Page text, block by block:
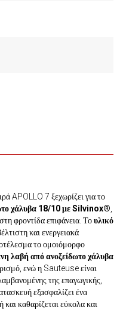
APOLLO 7 ξεχωρίζει για το
χάλυβα 18/10 με Silvinox®
φροντίδα επιφάνεια. Τουλικό
και ενεργειακά
το ομοιόμορφο
λαβή από ανοξείδωτο χάλυβα
ενώ η Sauteuse είναι
της επαγωγικής,
εξασφαλίζει ένα
και καθαρίζεται εύκολα και